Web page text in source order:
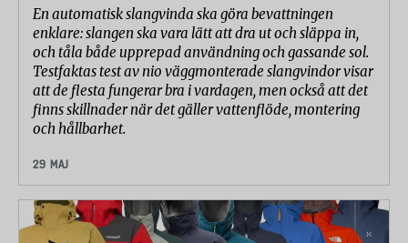
Reptålighet
Varje goggle placerades på en roterande platta med
yttre linsytan uppåt. Från ett rör ovanför glasen
hälldes grovkorning sand i en jämn ström. Därefter
mätte laboratoriet hur matta linserna blivit av
behandlingen. Resultatet anges som en ökning i
Imskydd
Goggles är oftast behandlade med en beläggning
En automatisk slangvinda ska göra bevattningen
enklare: slangen ska vara lätt att dra ut och släppa in,
och tåla både upprepad användning och gassande sol.
Testfaktas test av nio väggmonterade slangvindor visar
att de flesta fungerar bra i vardagen, men också att det
finns skillnader när det gäller vattenflöde, montering
och hållbarhet.
29 MAJ